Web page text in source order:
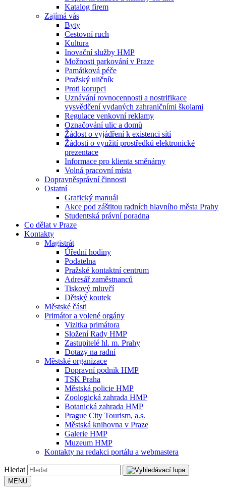
Katalog firem
Zajímá vás
Byty
Cestovní ruch
Kultura
Inovační služby HMP
Možnosti parkování v Praze
Památková péče
Pražský uličník
Proti korupci
Uznávání rovnocennosti a nostrifikace
vysvědčení vydaných zahraničními školami
Regulace venkovní reklamy
Označování ulic a domů
Žádost o vyjádření k existenci sítí
Žádosti o využití prostředků elektronické
prezentace
Informace pro klienta směnárny
Volná pracovní místa
Dopravněsprávní činnosti
Ostatní
Grafický manuál
Akce pod záštitou radních hlavního města Prahy
Studentská právní poradna
Co dělat v Praze
Kontakty
Magistrát
Úřední hodiny
Podatelna
Pražské kontaktní centrum
Adresář zaměstnanců
Tiskový mluvčí
Dětský koutek
Městské části
Primátor a volené orgány
Vizitka primátora
Složení Rady HMP
Zastupitelé hl. m. Prahy
Dotazy na radní
Městské organizace
Dopravní podnik HMP
TSK Praha
Městská policie HMP
Zoologická zahrada HMP
Botanická zahrada HMP
Prague City Tourism, a.s.
Městská knihovna v Praze
Galerie HMP
Muzeum HMP
Kontakty na redakci portálu a webmastera
Hledat
MENU